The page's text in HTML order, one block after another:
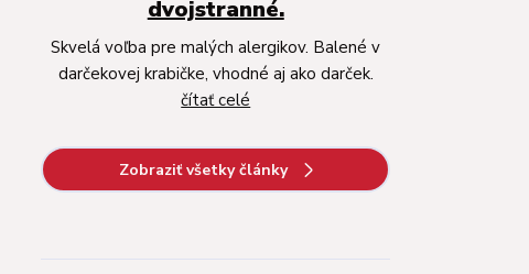
dvojstranné.
Skvelá voľba pre malých alergikov. Balené v
darčekovej krabičke, vhodné aj ako darček.
čítať celé
Zobraziť všetky články